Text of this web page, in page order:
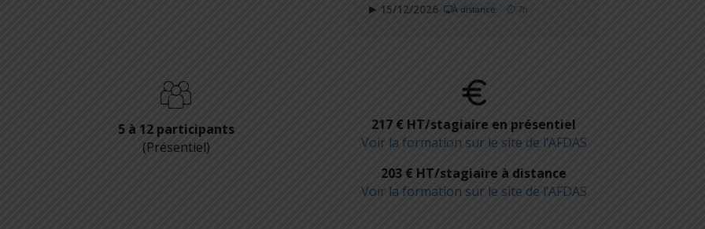
▶ 15/12/2026 À distance ⏱ 7h
5 à 12 participants
(Présentiel)
217 € HT/stagiaire en présentiel
Voir la formation sur le site de l’AFDAS
203 € HT/stagiaire à distance
Voir la formation sur le site de l’AFDAS